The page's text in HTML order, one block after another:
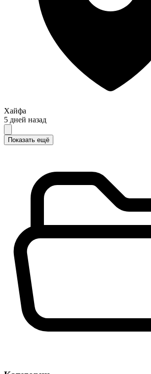
Хайфа
5 дней назад
Показать ещё